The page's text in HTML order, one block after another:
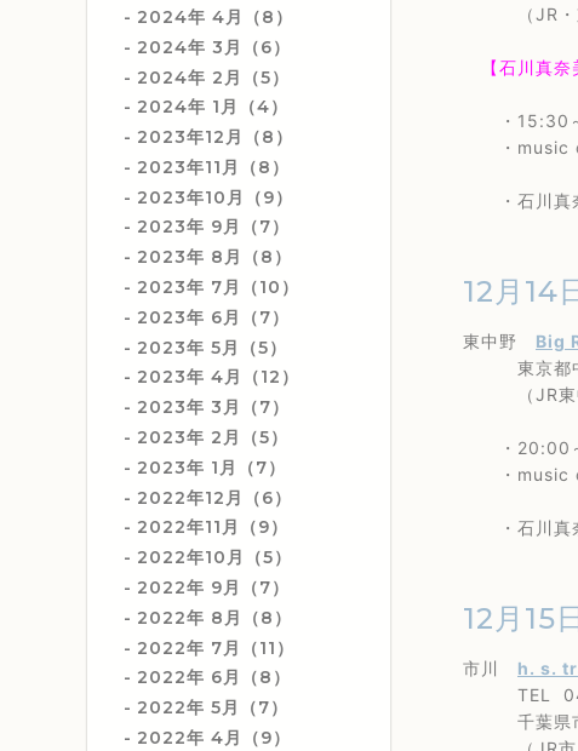
2024年 4月（8）
2024年 3月（6）
2024年 2月（5）
2024年 1月（4）
2023年12月（8）
2023年11月（8）
2023年10月（9）
2023年 9月（7）
2023年 8月（8）
2023年 7月（10）
2023年 6月（7）
2023年 5月（5）
2023年 4月（12）
2023年 3月（7）
2023年 2月（5）
2023年 1月（7）
2022年12月（6）
2022年11月（9）
2022年10月（5）
2022年 9月（7）
2022年 8月（8）
2022年 7月（11）
2022年 6月（8）
2022年 5月（7）
2022年 4月（9）
（JR・京
【石川真
・15:30
・music
・石川真
12月14
東中野 Big
東京都中
（JR東中
・20:00
・music
・石川真
12月15
市川 h. s.
TEL
千葉県市